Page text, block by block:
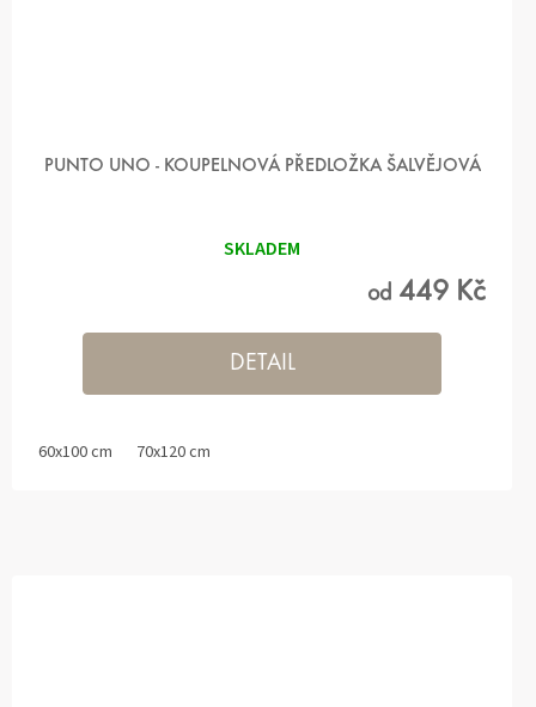
PUNTO UNO - KOUPELNOVÁ PŘEDLOŽKA ŠALVĚJOVÁ
SKLADEM
od 449 Kč
DETAIL
60x100 cm 70x120 cm